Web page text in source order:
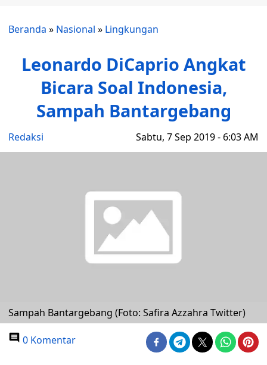
Beranda » Nasional » Lingkungan
Leonardo DiCaprio Angkat
Bicara Soal Indonesia,
Sampah Bantargebang
Redaksi Sabtu, 7 Sep 2019 - 6:03 AM
Sampah Bantargebang (Foto: Safira Azzahra Twitter)
0 Komentar